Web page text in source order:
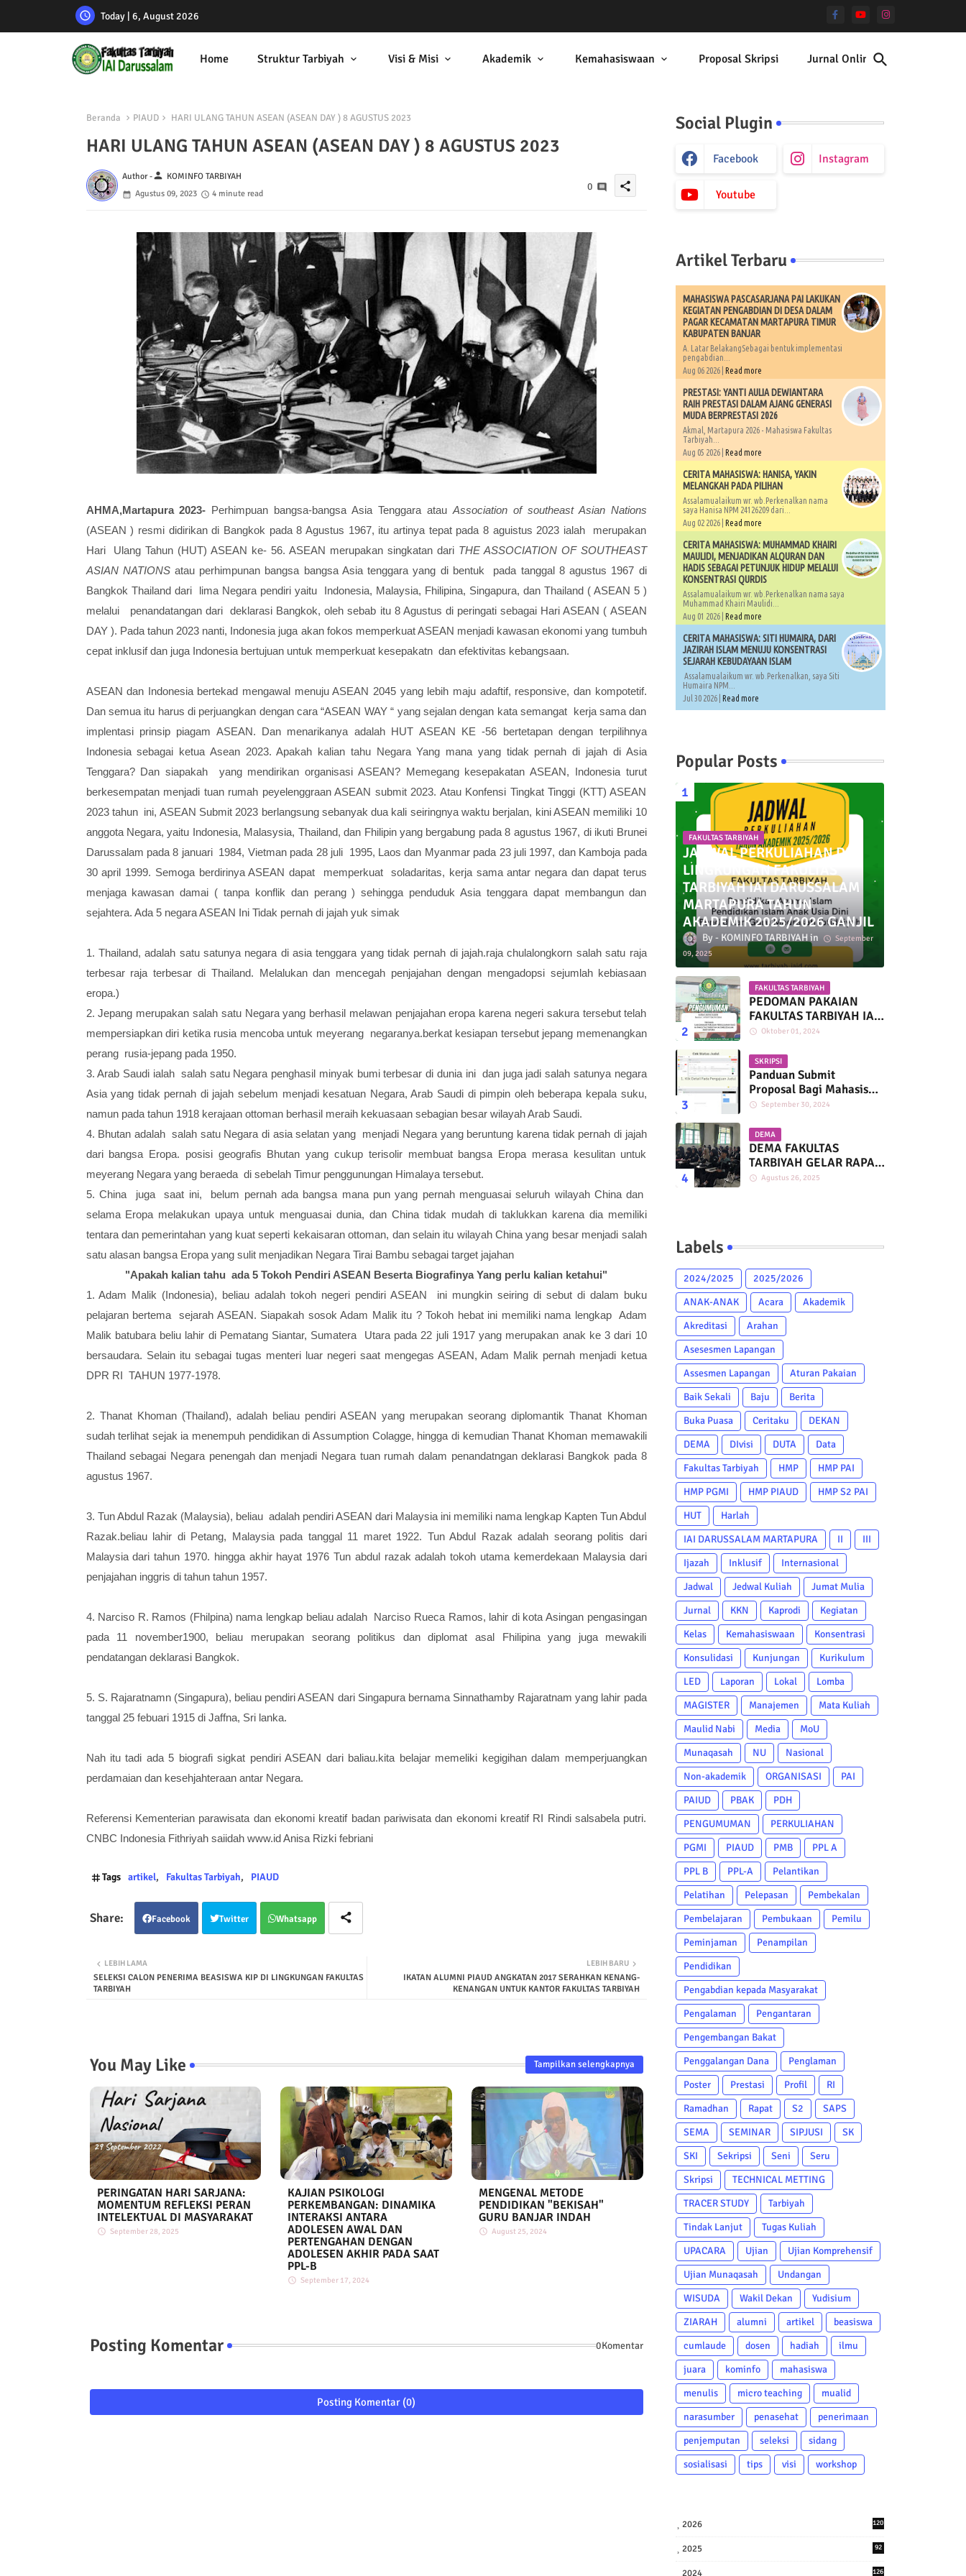
Today | 6, August 2026
Home Struktur Tarbiyah Visi & Misi Akademik Kemahasiswaan Proposal Skripsi Jurnal Online
Beranda PIAUD HARI ULANG TAHUN ASEAN (ASEAN DAY ) 8 AGUSTUS 2023
HARI ULANG TAHUN ASEAN (ASEAN DAY ) 8 AGUSTUS 2023
Author -person KOMINFO TARBIYAH
Agustus 09, 2023
4 minute read
0 share
AHMA,Martapura 2023- Perhimpuan bangsa-bangsa Asia Tenggara atau Association of southeast Asian Nations
(ASEAN ) resmi didirikan di Bangkok pada 8 Agustus 1967, itu artinya tepat pada 8 aguistus 2023 ialah merupakan
Hari Ulang Tahun (HUT) ASEAN ke- 56. ASEAN merupakan singkatan dari THE ASSOCIATION OF SOUTHEAST
ASIAN NATIONS atau perhimpunan bangsa bangsa Asia tenggara yang di bentuk pada tanggal 8 agustus 1967 di
Bangkok Thailand dari lima Negara pendiri yaitu Indonesia, Malaysia, Fhilipina, Singapura, dan Thailand ( ASEAN 5 )
melalui penandatangan dari deklarasi Bangkok, oleh sebab itu 8 Agustus di peringati sebagai Hari ASEAN ( ASEAN
DAY ). Pada tahun 2023 nanti, Indonesia juga akan fokos memperkuat ASEAN menjadi kawasan ekonomi yang tumbuh
cepat inklusif dan juga Indonesia bertujuan untuk memperkuat kesepakatn dan efektivitas kebangsaan.
ASEAN dan Indonesia bertekad mengawal menuju ASEAN 2045 yang lebih maju adaftif, responsive, dan kompotetif.
Dan semua itu harus di perjuangkan dengan cara “ASEAN WAY “ yang sejalan dengan kata semangat kerja sama dan
implentasi prinsip piagam ASEAN. Dan menarikanya adalah HUT ASEAN KE -56 bertetapan dengan terpilihnya
Indonesia sebagai ketua Asean 2023. Apakah kalian tahu Negara Yang mana yang tidak pernah di jajah di Asia
Tenggara? Dan siapakah yang mendirikan organisasi ASEAN? Memegang kesepakatan ASEAN, Indonesia turut
berkesempatan menjadi tuan rumah peyelenggraan ASEAN submit 2023. Atau Konfensi Tingkat Tinggi (KTT) ASEAN
2023 tahun ini, ASEAN Submit 2023 berlangsung sebanyak dua kali seiringnya waktu berjalan, kini ASEAN memiliki 10
anggota Negara, yaitu Indonesia, Malasysia, Thailand, dan Fhilipin yang bergabung pada 8 agustus 1967, di ikuti Brunei
Darussalam pada 8 januari 1984, Vietman pada 28 juli 1995, Laos dan Myanmar pada 23 juli 1997, dan Kamboja pada
30 april 1999. Semoga berdirinya ASEAN dapat memperkuat soladaritas, kerja sama antar negara dan dapat terus
menjaga kawasan damai ( tanpa konflik dan perang ) sehingga penduduk Asia tenggara dapat membangun dan
sejahtera. Ada 5 negara ASEAN Ini Tidak pernah di jajah yuk simak
1. Thailand, adalah satu satunya negara di asia tenggara yang tidak pernah di jajah.raja chulalongkorn salah satu raja
terbesar raja terbesar di Thailand. Melalukan dan mencegah penjajahan dengan mengadopsi sejumlah kebiasaan
eropa.)
2. Jepang merupakan salah satu Negara yang berhasil melawan penjajahan eropa karena negeri sakura tersebut telah
mempersiapkan diri ketika rusia mencoba untuk meyerang negaranya.berkat kesiapan tersebut jepang memenangkan
perang rusia-jepang pada 1950.
3. Arab Saudi ialah salah satu Negara penghasil minyak bumi terbesar di dunia ini dan juga jadi salah satunya negara
Asia yang tidak pernah di jajah sebelum menjadi kesatuan Negara, Arab Saudi di pimpin oleh beberapa kepala suku,
namun pada tahun 1918 kerajaan ottoman berhasil meraih kekuasaan sebagian besar wilayah Arab Saudi.
4. Bhutan adalah salah satu Negara di asia selatan yang menjadi Negara yang beruntung karena tidak pernah di jajah
dari bangsa Eropa. posisi geografis Bhutan yang cukup terisolir membuat bangsa Eropa merasa kesulitan untuk
meyerang Negara yang beraeda di sebelah Timur penggunungan Himalaya tersebut.
5. China juga saat ini, belum pernah ada bangsa mana pun yang pernah menguasai seluruh wilayah China dan
selama Eropa melakukan upaya untuk menguasai dunia, dan China tidak mudah di taklukkan karena dia memiliki
tentara dan pemerintahan yang kuat seperti kekaisaran ottoman, dan selain itu wilayah China yang besar menjadi salah
satu alasan bangsa Eropa yang sulit menjadikan Negara Tirai Bambu sebagai target jajahan
"Apakah kalian tahu ada 5 Tokoh Pendiri ASEAN Beserta Biografinya Yang perlu kalian ketahui"
1. Adam Malik (Indonesia), beliau adalah tokoh negeri pendiri ASEAN ini mungkin seiring di sebut di dalam buku
pelajaran bertema sejarah ASEAN. Siapakah sosok Adam Malik itu ? Tokoh hebat ini memiliki nama lengkap Adam
Malik batubara beliu lahir di Pematang Siantar, Sumatera Utara pada 22 juli 1917 yang merupakan anak ke 3 dari 10
bersaudara. Selain itu sebagai tugas menteri luar negeri saat mengegas ASEAN, Adam Malik pernah menjadi ketua
DPR RI TAHUN 1977-1978.
2. Thanat Khoman (Thailand), adalah beliau pendiri ASEAN yang merupakan seorang diplomantik Thanat Khoman
sudah terlihat sejak ia menempuh pendidikan di Assumption Colagge, hingga di kemudian Thanat Khoman memawakili
Thailand sebagai Negara penengah dan menjadi Negara tuan rumah dalam penandatngan deklarasi Bangkok pada 8
agustus 1967.
3. Tun Abdul Razak (Malaysia), beliau adalah pendiri ASEAN dari Malaysia ini memiliki nama lengkap Kapten Tun Abdul
Razak.beliau lahir di Petang, Malaysia pada tanggal 11 maret 1922. Tun Abdul Razak adalah seorang politis dari
Malaysia dari tahun 1970. hingga akhir hayat 1976 Tun abdul razak adalah tokoh utama kemerdekaan Malaysia dari
penjajahan inggris di tahun tahun 1957.
4. Narciso R. Ramos (Fhilpina) nama lengkap beliau adalah Narciso Rueca Ramos, lahir di kota Asingan pengasingan
pada 11 november1900, beliau merupakan seorang politikus dan diplomat asal Fhilipina yang juga mewakili
pendatangan deklarasi Bangkok.
5. S. Rajaratnamn (Singapura), beliau pendiri ASEAN dari Singapura bernama Sinnathamby Rajaratnam yang lahir pada
tanggal 25 febuari 1915 di Jaffna, Sri lanka.
Nah itu tadi ada 5 biografi sigkat pendiri ASEAN dari baliau.kita belajar memeliki kegigihan dalam memperjuangkan
perdamaian dan kesehjahteraan antar Negara.
Referensi Kementerian parawisata dan ekonomi kreatif badan pariwisata dan ekonomi kreatif RI Rindi salsabela putri.
CNBC Indonesia Fithriyah saiidah www.id Anisa Rizki febriani
Tags artikel Fakultas Tarbiyah PIAUD
Facebook Twitter Whatsapp
LEBIH BARU
IKATAN ALUMNI PIAUD ANGKATAN 2017 SERAHKAN KENANG-
KENANGAN UNTUK KANTOR FAKULTAS TARBIYAH
LEBIH LAMA
SELEKSI CALON PENERIMA BEASISWA KIP DI LINGKUNGAN FAKULTAS
TARBIYAH
You May Like Tampilkan selengkapnya
PERINGATAN HARI SARJANA:
MOMENTUM REFLEKSI PERAN
INTELEKTUAL DI MASYARAKAT
September 28, 2025
KAJIAN PSIKOLOGI
PERKEMBANGAN: DINAMIKA
INTERAKSI ANTARA
ADOLESEN AWAL DAN
PERTENGAHAN DENGAN
ADOLESEN AKHIR PADA SAAT
PPL-B
September 17, 2024
MENGENAL METODE
PENDIDIKAN "BEKISAH"
GURU BANJAR INDAH
August 25, 2024
Posting Komentar 0Komentar
Posting Komentar (0)
Social Plugin
Facebook Instagram
Youtube
Artikel Terbaru
MAHASISWA PASCASARJANA PAI LAKUKAN
KEGIATAN PENGABDIAN DI DESA DALAM
PAGAR KECAMATAN MARTAPURA TIMUR
KABUPATEN BANJAR
A. Latar BelakangSebagai bentuk implementasi
pengabdian...
Aug 06 2026 | Read more
PRESTASI: YANTI AULIA DEWIANTARA
RAIH PRESTASI DALAM AJANG GENERASI
MUDA BERPRESTASI 2026
Akmal, Martapura 2026 - Mahasiswa Fakultas
Tarbiyah...
Aug 05 2026 | Read more
CERITA MAHASISWA: HANISA, YAKIN
MELANGKAH PADA PILIHAN
Assalamualaikum wr. wb.Perkenalkan nama
saya Hanisa NPM 24126209 dari...
Aug 02 2026 | Read more
CERITA MAHASISWA: MUHAMMAD KHAIRI
MAULIDI, MENJADIKAN ALQURAN DAN
HADIS SEBAGAI PETUNJUK HIDUP MELALUI
KONSENTRASI QURDIS
Assalamualaikum wr. wb.Perkenalkan nama saya
Muhammad Khairi Maulidi...
Aug 01 2026 | Read more
CERITA MAHASISWA: SITI HUMAIRA, DARI
JAZIRAH ISLAM MENUJU KONSENTRASI
SEJARAH KEBUDAYAAN ISLAM
Assalamualaikum wr. wb.Perkenalkan, saya Siti
Humaira NPM...
Jul 30 2026 | Read more
Popular Posts
FAKULTAS TARBIYAH
JADWAL PERKULIAHAN DI
LINGKUNGAN FAKULTAS
TARBIYAH IAI DARUSSALAM
MARTAPURA TAHUN
AKADEMIK 2025/2026 GANJIL
KOMINFO TARBIYAH
September
09, 2025
FAKULTAS TARBIYAH
PEDOMAN PAKAIAN
FAKULTAS TARBIYAH IAI
DARUSSALAM
Oktober 01, 2024
SKRIPSI
Panduan Submit
Proposal Bagi Mahasiswa
Fakultas Tarbiyah IAI
September 30, 2024
DEMA
DEMA FAKULTAS
TARBIYAH GELAR RAPAT
KERJA BERSAMA HMP
Agustus 26, 2025
Labels
2024/2025
2025/2026
ANAK-ANAK
Acara
Akademik
Akreditasi
Arahan
Asesesmen Lapangan
Assesmen Lapangan
Aturan Pakaian
Baik Sekali
Baju
Berita
Buka Puasa
Ceritaku
DEKAN
DEMA
DIvisi DUTA
Data
Fakultas Tarbiyah
HMP
HMP PAI
HMP PGMI
HMP PIAUD
HMP S2 PAI
HUT
Harlah
IAI DARUSSALAM MARTAPURA
II
III
Ijazah
Inklusif
Internasional
Jadwal
Jedwal Kuliah
Jumat Mulia
Jurnal
KKN Kaprodi
Kegiatan
Kelas
Kemahasiswaan
Konsentrasi
Konsulidasi
Kunjungan
Kurikulum
LED
Laporan Lokal
Lomba
MAGISTER
Manajemen
Mata Kuliah
Maulid Nabi
Media
MoU
Munaqasah
NU
Nasional
Non-akademik
ORGANISASI
PAI
PAIUD
PBAK
PDH
PENGUMUMAN
PERKULIAHAN
PGMI
PIAUD PMB
PPL A
PPL B
PPL-A
Pelantikan
Pelatihan
Pelepasan
Pembekalan
Pembelajaran
Pembukaan
Pemilu
Peminjaman
Penampilan
Pendidikan
Pengabdian kepada Masyarakat
Pengalaman
Pengantaran
Pengembangan Bakat
Penggalangan Dana
Penglaman
Poster
Prestasi Profil
RI
Ramadhan
Rapat S2
SAPS
SEMA
SEMINAR SIPJUSI
SK
SKI
Sekripsi Seni
Seru
Skripsi
TECHNICAL METTING
TRACER STUDY
Tarbiyah
Tindak Lanjut
Tugas Kuliah
UPACARA
Ujian
Ujian Komprehensif
Ujian Munaqasah
Undangan
WISUDA
Wakil Dekan
Yudisium
ZIARAH
alumni artikel
beasiswa
cumlaude
dosen hadiah
ilmu
juara
kominfo
mahasiswa
menulis
micro teaching
mualid
narasumber
penasehat
penerimaan
penjemputan
seleksi
sidang
sosialisasi
tips visi workshop
2026 120
2025 92
2024 126